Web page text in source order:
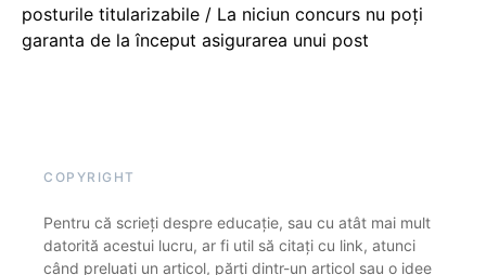
posturile titularizabile / La niciun concurs nu poți
garanta de la început asigurarea unui post
COPYRIGHT
Pentru că scrieți despre educație, sau cu atât mai mult
datorită acestui lucru, ar fi util să citați cu link, atunci
când preluați un articol, părți dintr-un articol sau o idee